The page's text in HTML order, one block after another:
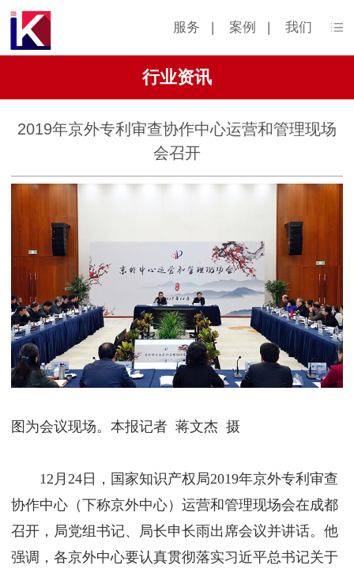
服务 | 案例 | 我们
行业资讯
2019年京外专利审查协作中心运营和管理现场
会召开
图为会议现场。本报记者 蒋文杰 摄
12月24日，国家知识产权局2019年京外专利审查
协作中心（下称京外中心）运营和管理现场会在成都
召开，局党组书记、局长申长雨出席会议并讲话。他
强调，各京外中心要认真贯彻落实习近平总书记关于